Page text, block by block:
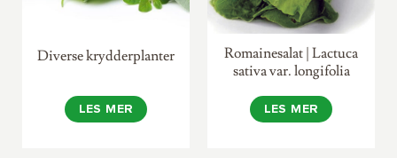
Diverse krydderplanter
LES MER
Romainesalat | Lactuca
sativa var. longifolia
LES MER